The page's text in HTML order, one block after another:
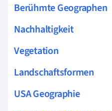
Berühmte Geographen
Nachhaltigkeit
Vegetation
Landschaftsformen
USA Geographie